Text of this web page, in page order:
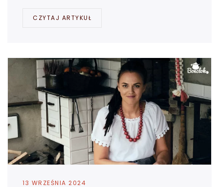
CZYTAJ ARTYKUŁ
13 WRZEŚNIA 2024